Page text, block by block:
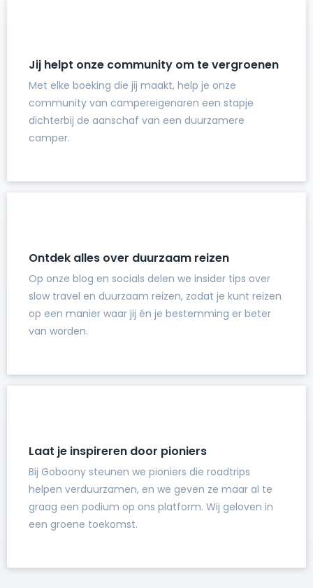
Jij helpt onze community om te vergroenen
Met elke boeking die jij maakt, help je onze
community van campereigenaren een stapje
dichterbij de aanschaf van een duurzamere
camper.
Ontdek alles over duurzaam reizen
Op onze blog en socials delen we insider tips over
slow travel en duurzaam reizen, zodat je kunt reizen
op een manier waar jij én je bestemming er beter
van worden.
Laat je inspireren door pioniers
Bij Goboony steunen we pioniers die roadtrips
helpen verduurzamen, en we geven ze maar al te
graag een podium op ons platform. Wij geloven in
een groene toekomst.